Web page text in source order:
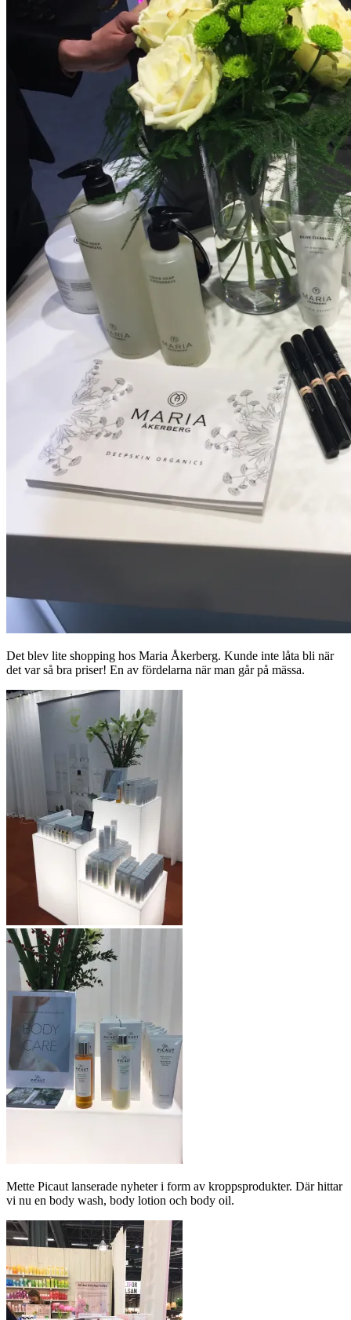
Det blev lite shopping hos Maria Åkerberg. Kunde inte låta bli när
det var så bra priser! En av fördelarna när man går på mässa.
Mette Picaut lanserade nyheter i form av kroppsprodukter. Där hittar
vi nu en body wash, body lotion och body oil.